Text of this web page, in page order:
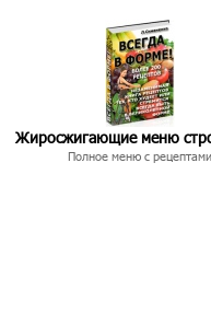
Жиросжигающие меню
Полное меню с рецептами